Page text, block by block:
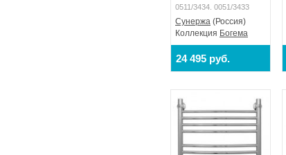
0511/3434. 0051/3433
Сунержа (Россия)
Коллекция Богема
24 495 руб.